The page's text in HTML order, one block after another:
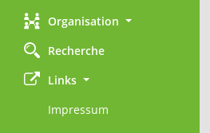
Organisation
Recherche
Links
Impressum